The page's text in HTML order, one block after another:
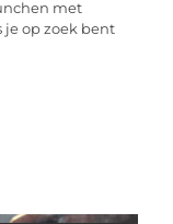
met
je op zoek bent